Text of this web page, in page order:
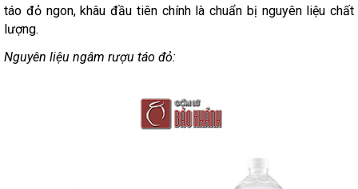
táo đỏ ngon, khâu đầu tiên chính là chuẩn bị nguyên liệu chất
lượng.
Nguyên liệu ngâm rượu táo đỏ: